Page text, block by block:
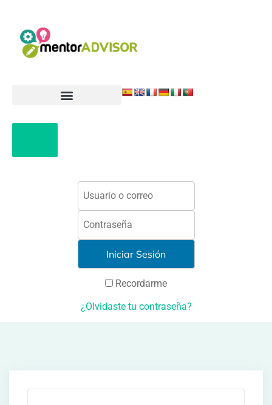
Recordarme
¿Olvidaste tu contraseña?